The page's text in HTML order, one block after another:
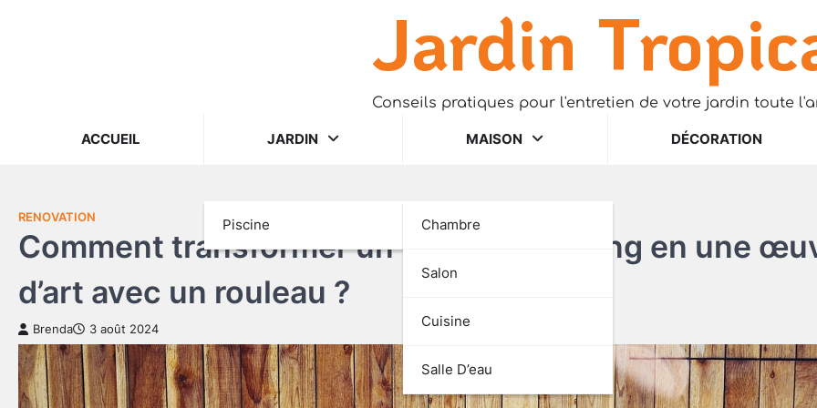
Jardin
Conseils pratiques pour l'entretien de votre jardin toute
ACCUEIL JARDIN
Piscine
MAISON
Chambre
Salon
Cuisine
Salle D’eau
DÉCORATION
RENOVATION
Comment transformer un mur en parpaing en une
d’art avec un rouleau ?
Brenda 3 août 2024